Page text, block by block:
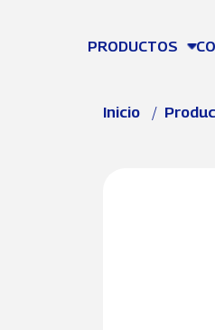
PRODUCTOS
Ruta
Inicio